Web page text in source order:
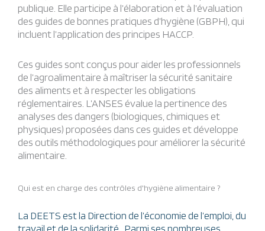
publique. Elle participe à l’élaboration et à l’évaluation
des guides de bonnes pratiques d’hygiène (GBPH), qui
incluent l’application des principes HACCP.
Ces guides sont conçus pour aider les professionnels
de l’agroalimentaire à maîtriser la sécurité sanitaire
des aliments et à respecter les obligations
réglementaires. L’ANSES évalue la pertinence des
analyses des dangers (biologiques, chimiques et
physiques) proposées dans ces guides et développe
des outils méthodologiques pour améliorer la sécurité
alimentaire.
Qui est en charge des contrôles d'hygiène alimentaire ?
La DEETS est la Direction de l’économie de l’emploi, du
travail et de la solidarité. Parmi ses nombreuses